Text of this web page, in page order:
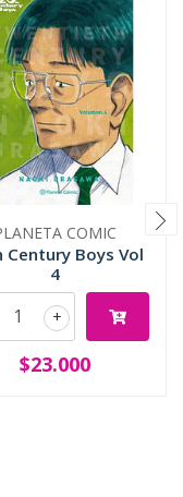
COMIC
Century Boys Vol
4
+
$23.000